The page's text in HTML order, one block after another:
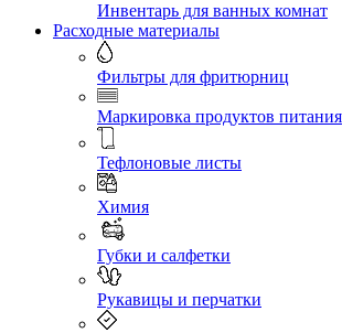
Инвентарь для ванных комнат
Расходные материалы
Фильтры для фритюрниц
Маркировка продуктов питания
Тефлоновые листы
Химия
Губки и салфетки
Рукавицы и перчатки